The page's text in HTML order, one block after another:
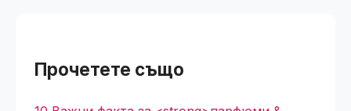
Прочетете също